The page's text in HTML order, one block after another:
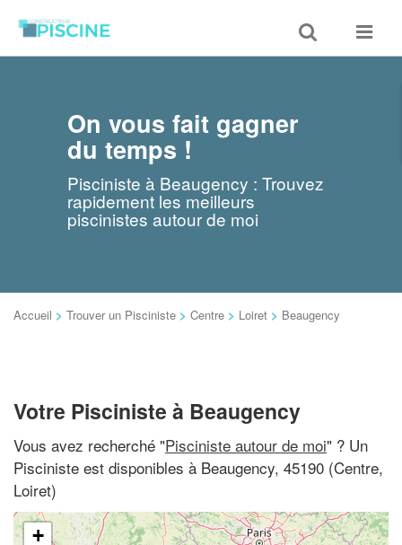
Toggle
search
Toggle
On vous fait gagner
du temps !
Pisciniste à Beaugency : Trouvez
rapidement les meilleurs
piscinistes autour de moi
Accueil > Trouver un Pisciniste > Centre > Loiret > Beaugency
Votre Pisciniste à Beaugency
Vous avez recherché "Pisciniste autour de moi" ? Un
Pisciniste est disponibles à Beaugency, 45190 (Centre,
Loiret)
+